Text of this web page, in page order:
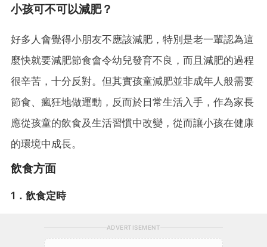
小孩可不可以減肥？
好多人會覺得小朋友不應該減肥，特別是老一輩認為這
麼快就要減肥節食會令幼兒發育不良，而且減肥的過程
很辛苦，十分反對。但其實孩童減肥並非成年人般需要
節食、瘋狂地做運動，反而於日常生活入手，作為家長
應從孩童的飲食及生活習慣中改變，從而讓小孩在健康
的環境中成長。
飲食方面
1．飲食定時
ADVERTISEMENT